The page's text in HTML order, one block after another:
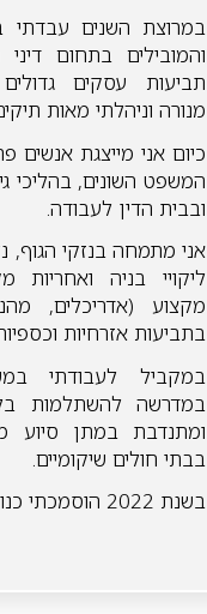
במרוצת השנים עבדתי
והמובילים בתחום
תביעות עסקים
מנורה וניהלתי מאות
כיום אני מייצגת אנשים
המשפט השונים, בהליכי
ובבית הדין לעבודה.
אני מתמחה בנזקי הגוף,
ליקויי בניה ואחריות
מקצוע (אדריכלים,
בתביעות אזרחיות
במקביל לעבודתי
במדרשה להשתלמות
ומתנדבת במתן סיוע
בבתי חולים שיקומיים.
בשנת 2022 הוסמכתי כנוטריון.